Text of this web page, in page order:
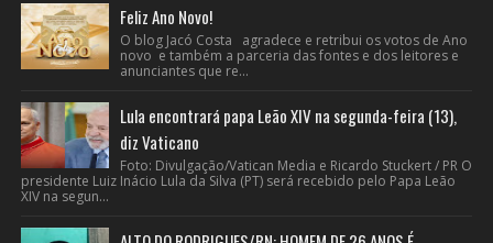
Feliz Ano Novo!
O blog Jacó Costa agradece e retribui os votos de Ano
novo e também a parceria das fontes e dos leitores e
anunciantes que re...
Lula encontrará papa Leão XIV na segunda-feira (13),
diz Vaticano
Foto: Divulgação/Vatican Media e Ricardo Stuckert / PR O
presidente Luiz Inácio Lula da Silva (PT) será recebido pelo Papa Leão
XIV na segun...